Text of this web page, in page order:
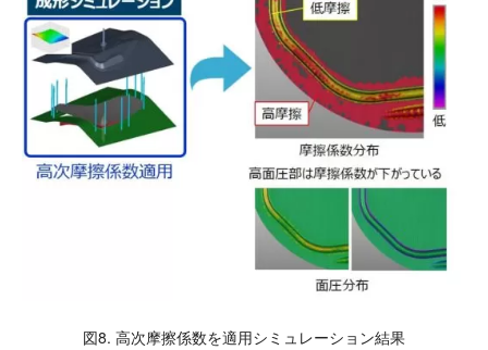
図8. 高次摩擦係数を適用シミュレーション結果